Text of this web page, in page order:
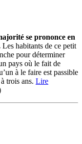
se prononce en
Les habitants de ce petit
pour déterminer
pays où le fait de
à le faire est passible
trois ans. Lire